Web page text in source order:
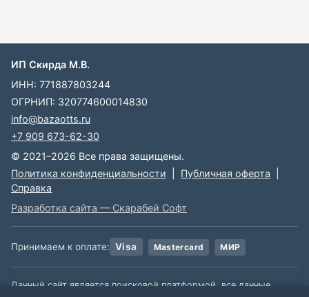
ИП Скирда М.В.
ИНН: 771887803244
ОГРНИП: 320774600014830
info@bazaotts.ru
+7 909 673-62-30
© 2021–2026 Все права защищены.
Политика конфиденциальности
Публичная оферта
Справка
Разработка сайта — Скарабей Софт
Принимаем к оплате: Visa Mastercard МИР
Данный сайт является поисковой платформой, все данные,